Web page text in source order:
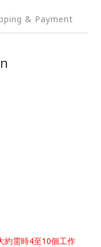
& Payment
約需時4至10個工作